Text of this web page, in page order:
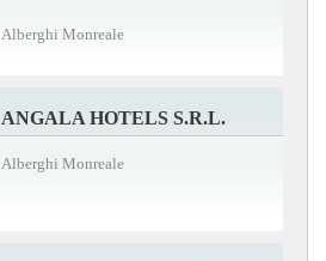
Alberghi Monreale
ANGALA HOTELS S.R.L.
Alberghi Monreale